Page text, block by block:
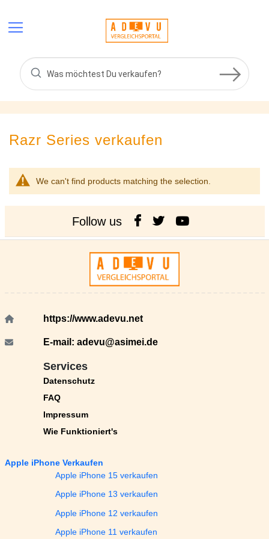
Razr Series verkaufen
We can't find products matching the selection.
Follow us
https://www.adevu.net
E-mail:adevu@asimei.de
Services
Datenschutz
FAQ
Impressum
Wie Funktioniert's
Apple iPhone Verkaufen
Apple iPhone 15 verkaufen
Apple iPhone 13 verkaufen
Apple iPhone 12 verkaufen
Apple iPhone 11 verkaufen